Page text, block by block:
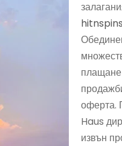
оферта.
Haus
извън